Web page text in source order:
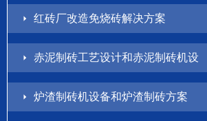
艺
红砖厂改造免烧砖解决方案
赤泥制砖工艺设计和赤泥制砖机设
备方案
炉渣制砖机设备和炉渣制砖方案